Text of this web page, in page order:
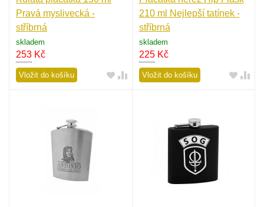
Pravá myslivecká -
stříbrná
skladem
253 Kč
Vložit do košíku
210 ml Nejlepší tatínek -
stříbrná
skladem
225Kč
Vložit do košíku